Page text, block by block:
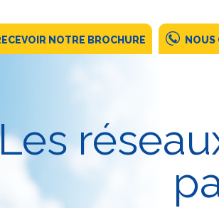
NOTRE BROCHURE NOUS